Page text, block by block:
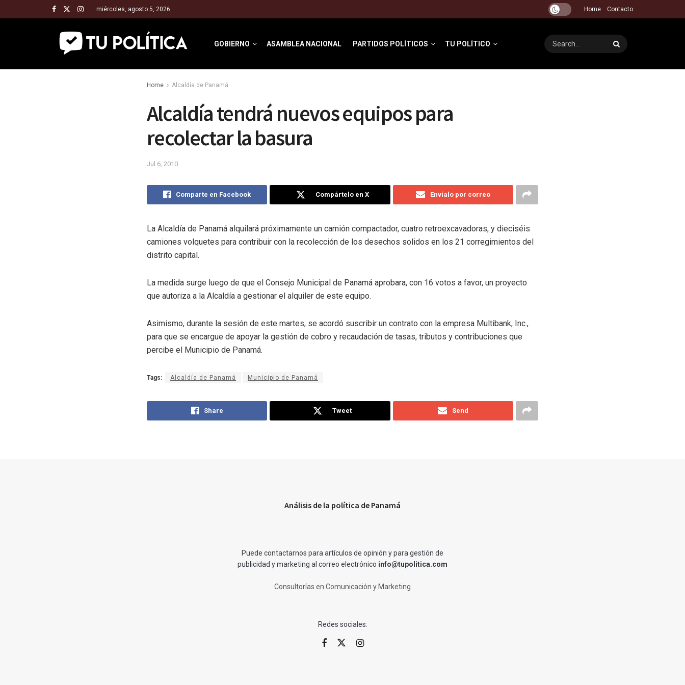
miércoles, agosto 5, 2026 Home Contacto
GOBIERNO ASAMBLEA NACIONAL PARTIDOS POLÍTICOS TU POLÍTICO
Home Alcaldía de Panamá
Alcaldía tendrá nuevos equipos para
recolectar la basura
Jul 6, 2010
Comparte en Facebook Compártelo en X Envíalo por correo
La Alcaldía de Panamá alquilará próximamente un camión compactador, cuatro retroexcavadoras, y dieciséis
camiones volquetes para contribuir con la recolección de los desechos solidos en los 21 corregimientos del
distrito capital.
La medida surge luego de que el Consejo Municipal de Panamá aprobara, con 16 votos a favor, un proyecto
que autoriza a la Alcaldía a gestionar el alquiler de este equipo.
Asimismo, durante la sesión de este martes, se acordó suscribir un contrato con la empresa Multibank, Inc.,
para que se encargue de apoyar la gestión de cobro y recaudación de tasas, tributos y contribuciones que
percibe el Municipio de Panamá.
Tags: Alcaldía de Panamá Municipio de Panamá
Share Tweet Send
Análisis de la política de Panamá
Puede contactarnos para artículos de opinión y para gestión de
publicidad y marketing al correo electrónico info@tupolitica.com
Consultorías en Comunicación y Marketing
Redes sociales: